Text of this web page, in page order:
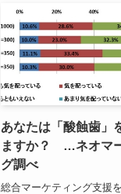
あなたは「酸蝕歯」
ますか？ …ネオマ
グ調べ
総合マーケティング支援